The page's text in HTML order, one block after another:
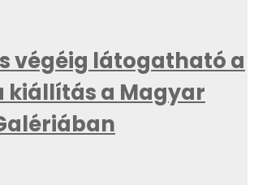
végéig látogatható a
kiállítás a Magyar